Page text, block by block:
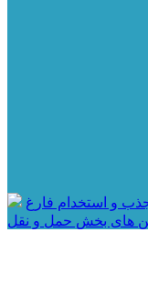
و استخدام فارغ
های بخش حمل و نقل